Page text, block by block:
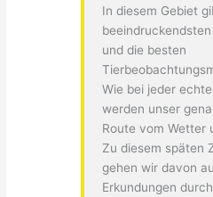
In diesem Gebiet
und die besten
Wie bei jeder
werden unser
Route vom Wetter
Zu diesem späten
gehen wir davon
Erkundungen